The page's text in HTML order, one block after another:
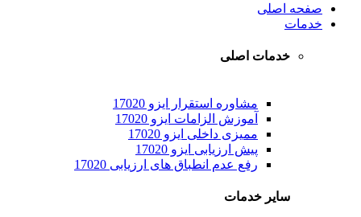
صفحه اصلی
خدمات
خدمات اصلی
مشاوره استقرار ایزو 17020
آموزش الزامات ایزو 17020
ممیزی داخلی ایزو 17020
پیش ارزیابی ایزو 17020
رفع عدم انطباق های ارزیابی 17020
سایر خدمات